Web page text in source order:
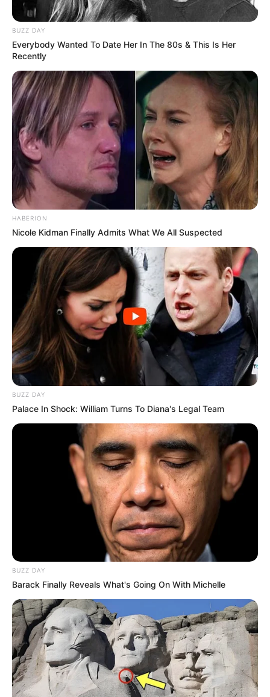
BUZZ DAY
Everybody Wanted To Date Her In The 80s & This Is Her
Recently
HABERION
Nicole Kidman Finally Admits What We All Suspected
BUZZ DAY
Palace In Shock: William Turns To Diana's Legal Team
BUZZ DAY
Barack Finally Reveals What's Going On With Michelle